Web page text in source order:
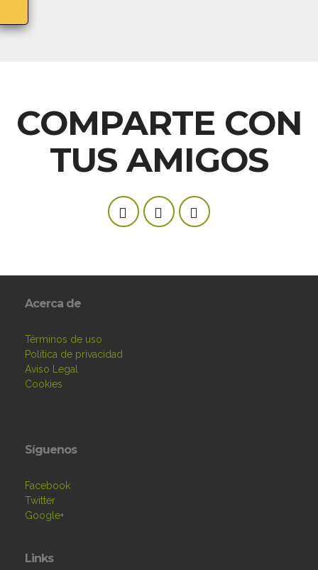
COMPARTE CON
TUS AMIGOS
Acerca de
Términos de uso
Política de privacidad
Aviso Legal
Cookies
Síguenos
Facebook
Twitter
Google+
Links